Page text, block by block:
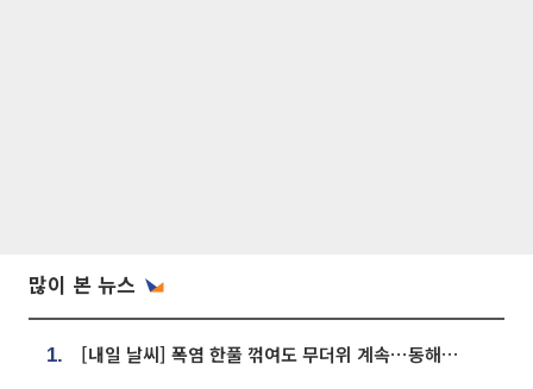
많이 본 뉴스
1. [내일 날씨] 폭염 한풀 꺾여도 무더위 계속⋯동해안 이틀 연속 비